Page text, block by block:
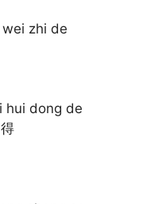
zhi de
hui dong de